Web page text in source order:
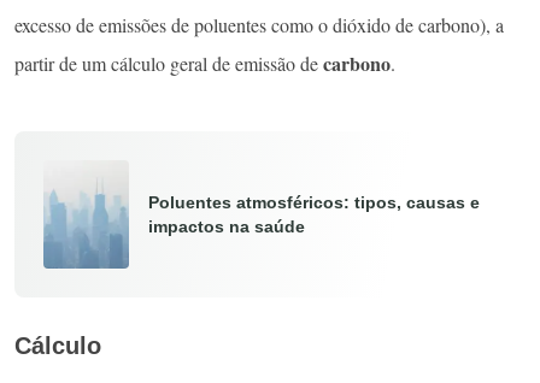
excesso de emissões de poluentes como o dióxido de carbono), a
partir de um cálculo geral de emissão decarbono.
Poluentes atmosféricos: tipos, causas e
impactos na saúde
Cálculo